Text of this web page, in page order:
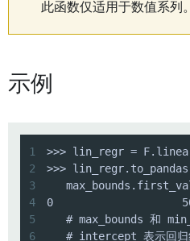
此函数仅适用于数值系列。
示例
1
2
3
4
5
6